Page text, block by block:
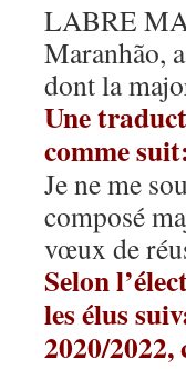
LABRE MA
Maranhão,
dont la
Une
comme
Je ne me
composé
vœux de
Selon
les élus
2020/